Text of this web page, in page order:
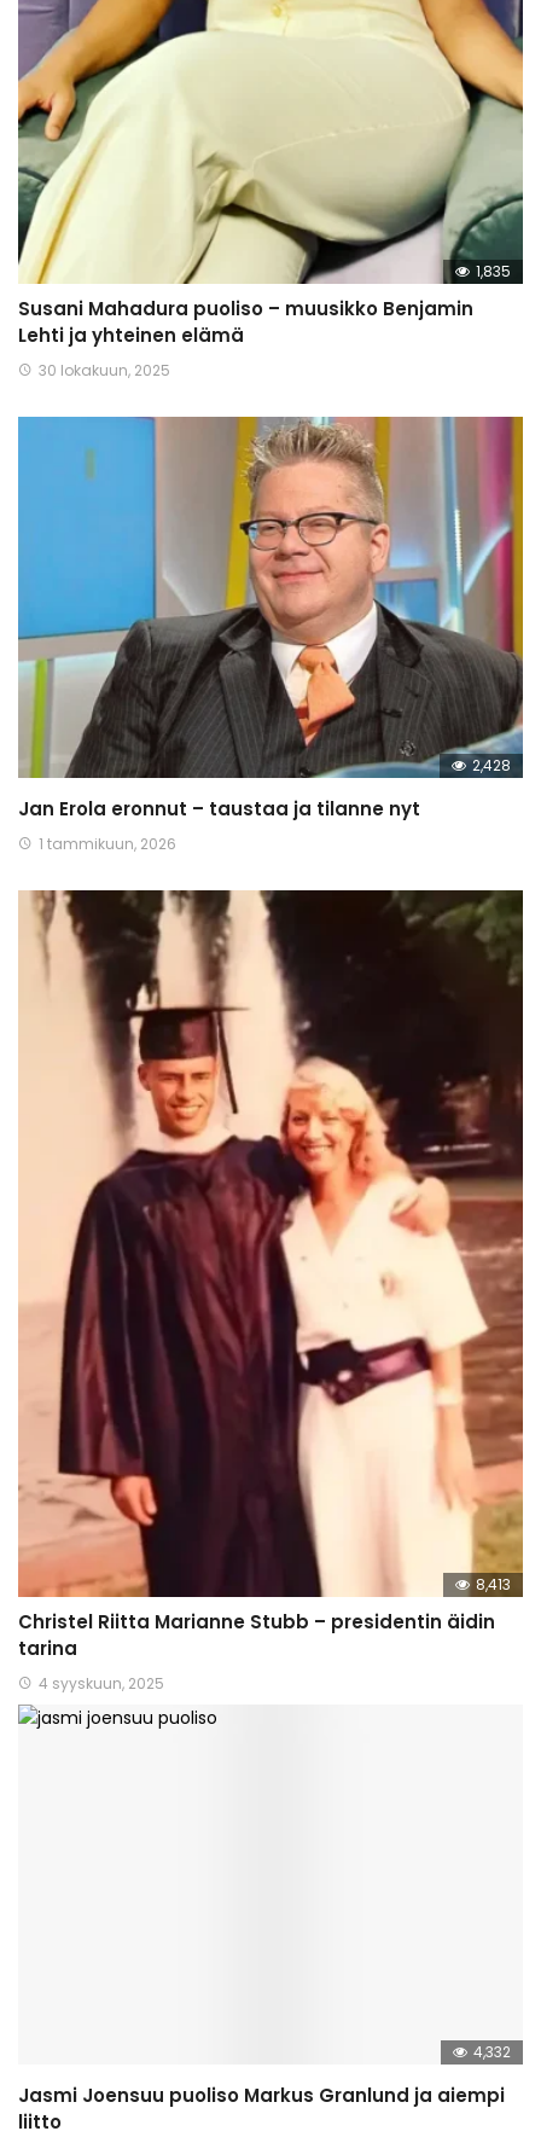
1,835
Susani Mahadura puoliso – muusikko Benjamin
Lehti ja yhteinen elämä
30 lokakuun, 2025
2,428
Jan Erola eronnut – taustaa ja tilanne nyt
1 tammikuun, 2026
8,413
Christel Riitta Marianne Stubb – presidentin äidin
tarina
4 syyskuun, 2025
4,332
Jasmi Joensuu puoliso Markus Granlund ja aiempi
liitto